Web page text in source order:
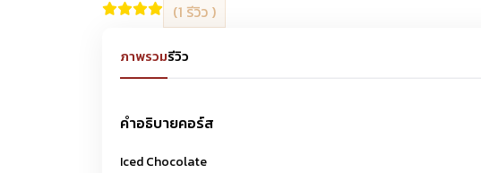
(1 รีวิว )
ภาพรวมรีวิว
คำอธิบายคอร์ส
Iced Chocolate